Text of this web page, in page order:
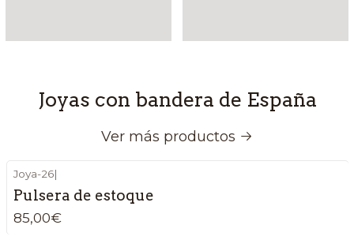
Joyas con bandera de España
Ver más productos
Joya-26|
Pulsera de estoque
85,00€